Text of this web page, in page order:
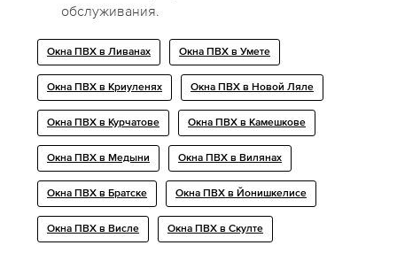
обслуживания.
Окна ПВХ в Ливанах Окна ПВХ в Умете
Окна ПВХ в Криуленях Окна ПВХ в Новой Ляле
Окна ПВХ в Курчатове Окна ПВХ в Камешкове
Окна ПВХ в Медыни Окна ПВХ в Вилянах
Окна ПВХ в Братске Окна ПВХ в Йонишкелисе
Окна ПВХ в Висле Окна ПВХ в Скулте